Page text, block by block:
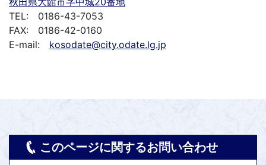
TEL: 0186-43-7053
FAX: 0186-42-0160
E-mail: kosodate@city.odate.lg.jp
このページに関するお問い合わせ